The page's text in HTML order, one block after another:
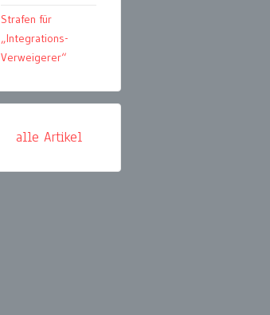
Strafen für
„Integrations-
Verweigerer“
alle Artikel